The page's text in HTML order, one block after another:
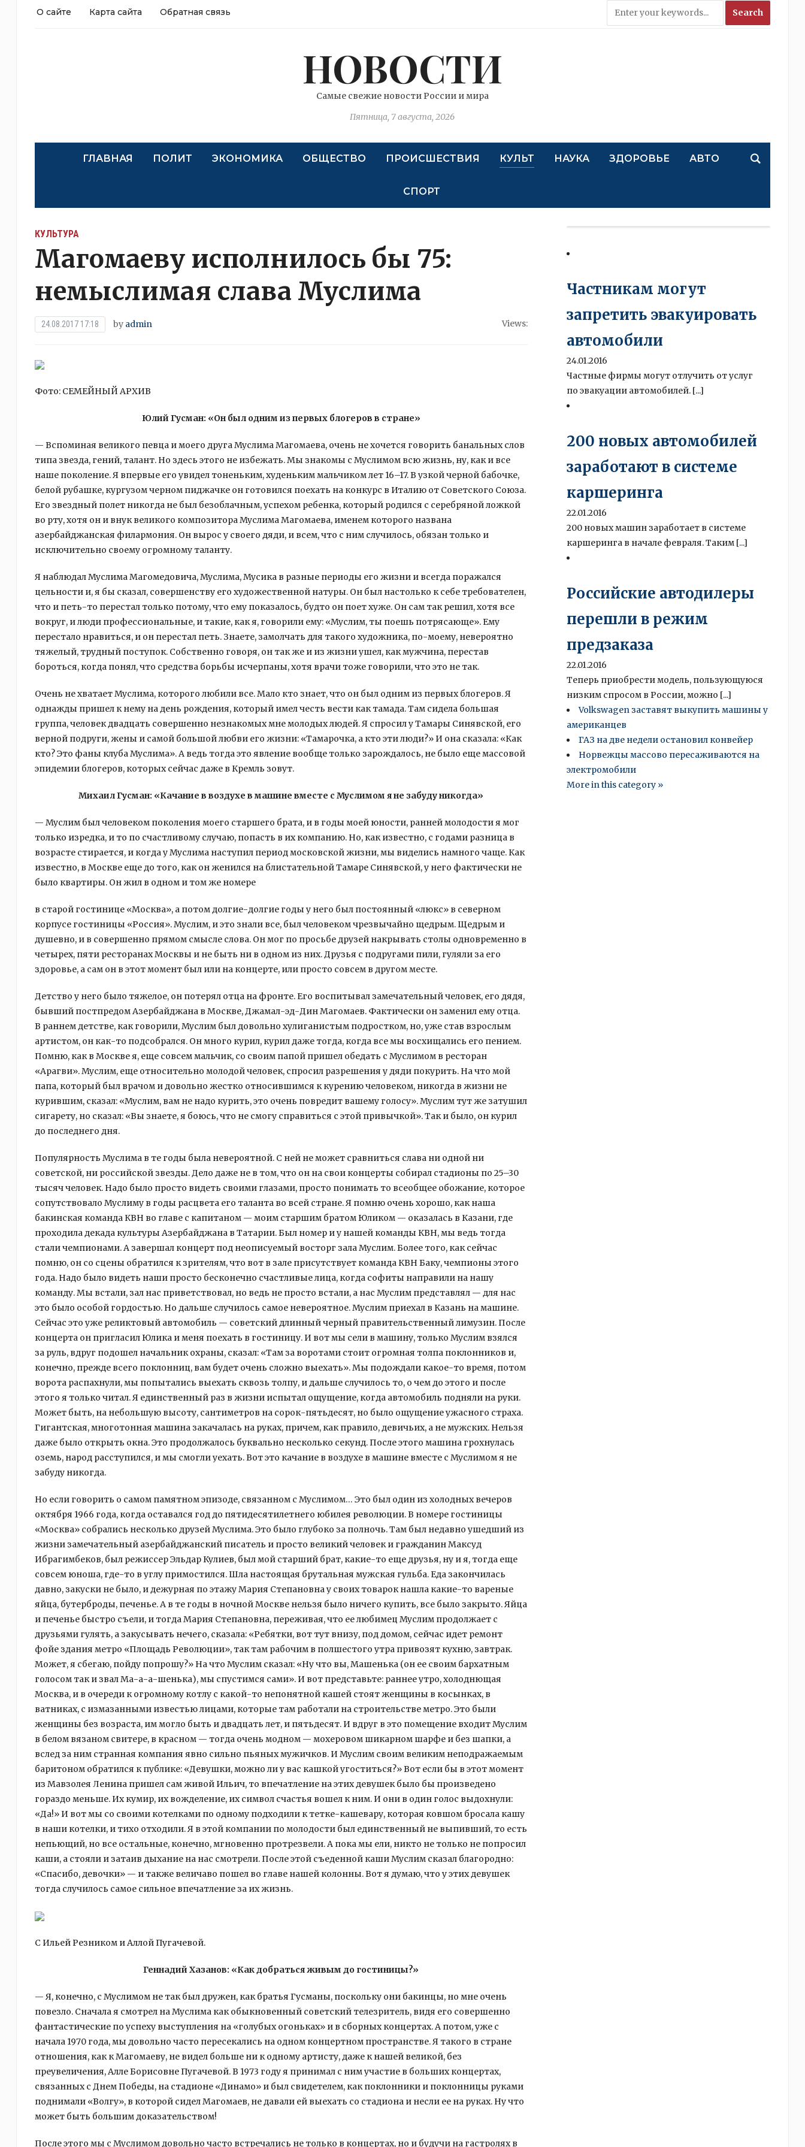
О сайте Карта сайта Обратная связь
НОВОСТИ
Самые свежие новости России и мира
Пятница, 7 августа, 2026
ГЛАВНАЯ ПОЛИТ ЭКОНОМИКА ОБЩЕСТВО ПРОИСШЕСТВИЯ КУЛЬТ НАУКА ЗДОРОВЬЕ АВТО
СПОРТ
КУЛЬТУРА
Магомаеву исполнилось бы 75:
немыслимая слава Муслима
24.08.2017 17:18 by admin Views:
Фото: СЕМЕЙНЫЙ АРХИВ
Юлий Гусман: «Он был одним из первых блогеров в стране»
— Вспоминая великого певца и моего друга Муслима Магомаева, очень не хочется говорить банальных слов
типа звезда, гений, талант. Но здесь этого не избежать. Мы знакомы с Муслимом всюжизнь, ну, как и все
наше поколение. Я впервые его увидел тоненьким, худеньким мальчиком лет 16–17. В узкой черной бабочке,
белой рубашке, кургузом черном пиджачке он готовился поехать на конкурс в Италию от Советского Союза.
Его звездный полет никогда не был безоблачным, успехом ребенка, который родился с серебряной ложкой
во рту, хотя он и внук великого композитора Муслима Магомаева, именем которого названа
азербайджанская филармония. Он вырос у своего дяди, и всем, что с ним случилось, обязан только и
исключительно своему огромному таланту.
Я наблюдал Муслима Магомедовича, Муслима, Мусика в разные периоды его жизни и всегда поражался
цельности и, я бы сказал, совершенству его художественной натуры. Он был настолько к себе требователен,
что и петь-то перестал только потому, что ему показалось, будто он поет хуже. Он сам так решил, хотя все
вокруг, и люди профессиональные, и такие, как я, говорили ему: «Муслим, ты поешь потрясающе». Ему
перестало нравиться, и он перестал петь. Знаете, замолчать для такого художника, по-моему, невероятно
тяжелый, трудный поступок. Собственно говоря, он так же и из жизни ушел, как мужчина, перестав
бороться, когда понял, что средства борьбы исчерпаны, хотя врачи тоже говорили, что это не так.
Очень не хватает Муслима, которого любили все. Мало кто знает, что он был одним из первых блогеров. Я
однажды пришел к нему на день рождения, который имел честь вести как тамада. Там сидела большая
группа, человек двадцать совершенно незнакомых мне молодых людей. Я спросил у Тамары Синявской, его
верной подруги, жены и самой большой любви его жизни: «Тамарочка, а кто эти люди?» И она сказала: «Как
кто? Это фаны клуба Муслима». А ведь тогда это явление вообще только зарождалось, не было еще массовой
эпидемии блогеров, которых сейчас даже в Кремль зовут.
Михаил Гусман: «Качание в воздухе в машине вместе с Муслимом я не забуду никогда»
— Муслим был человеком поколения моего старшего брата, и в годы моей юности, ранней молодости я мог
только изредка, и то по счастливому случаю, попасть в их компанию. Но, как известно, с годами разница в
возрасте стирается, и когда у Муслима наступил период московской жизни, мы виделись намного чаще. Как
известно, в Москве еще до того, как он женился на блистательной Тамаре Синявской, у него фактически не
было квартиры. Он жил в одном и том же номере
в старой гостинице «Москва», а потом долгие-долгие годы у него был постоянный «люкс» в северном
корпусе гостиницы «Россия». Муслим, и это знали все, был человеком чрезвычайно щедрым. Щедрым и
душевно, и в совершенно прямом смысле слова. Он мог по просьбе друзей накрывать столы одновременно в
четырех, пяти ресторанах Москвы и не быть ни в одном из них. Друзья с подругами пили, гуляли за его
здоровье, а сам он в этот момент был или на концерте, или просто совсем в другом месте.
Детство у него было тяжелое, он потерял отца на фронте. Его воспитывал замечательный человек, его дядя,
бывший постпредом Азербайджана в Москве, Джамал-эд-Дин Магомаев. Фактически он заменил ему отца.
В раннем детстве, как говорили, Муслим был довольно хулиганистым подростком, но, уже став взрослым
артистом, он как-то подсобрался. Он много курил, курил даже тогда, когда все мы восхищались его пением.
Помню, как в Москве я, еще совсем мальчик, со своим папой пришел обедать с Муслимом в ресторан
«Арагви». Муслим, еще относительно молодой человек, спросил разрешения у дяди покурить. На что мой
папа, который был врачом и довольно жестко относившимся к курению человеком, никогда в жизни не
курившим, сказал: «Муслим, вам не надо курить, это очень повредит вашему голосу». Муслим тут же затушил
сигарету, но сказал: «Вы знаете, я боюсь, что не смогу справиться с этой привычкой». Так и было, он курил
до последнего дня.
Популярность Муслима в те годы была невероятной. С ней не может сравниться слава ни одной ни
советской, ни российской звезды. Дело даже не в том, что он на свои концерты собирал стадионы по 25–30
тысяч человек. Надо было просто видеть своими глазами, просто понимать то всеобщее обожание, которое
сопутствовало Муслиму в годы расцвета его таланта во всей стране. Я помню очень хорошо, как наша
бакинская команда КВН во главе с капитаном — моим старшим братом Юликом — оказалась в Казани, где
проходила декада культуры Азербайджана в Татарии. Был номер и у нашей команды КВН, мы ведь тогда
стали чемпионами. А завершал концерт под неописуемый восторг зала Муслим. Более того, как сейчас
помню, он со сцены обратился к зрителям, что вот в зале присутствует команда КВН Баку, чемпионы этого
года. Надо было видеть наши просто бесконечно счастливые лица, когда софиты направили на нашу
команду. Мы встали, зал нас приветствовал, но ведь не просто встали, а нас Муслим представлял — для нас
это было особой гордостью. Но дальше случилось самое невероятное. Муслим приехал в Казань на машине.
Сейчас это уже реликтовый автомобиль — советский длинный черный правительственный лимузин. После
концерта он пригласил Юлика и меня поехать в гостиницу. И вот мы сели в машину, только Муслим взялся
за руль, вдруг подошел начальник охраны, сказал: «Там за воротами стоит огромная толпа поклонников и,
конечно, прежде всего поклонниц, вам будет очень сложно выехать». Мы подождали какое-то время, потом
ворота распахнули, мы попытались выехать сквозь толпу, и дальше случилось то, о чем до этого и после
этого я только читал. Я единственный раз в жизни испытал ощущение, когда автомобиль подняли на руки.
Может быть, на небольшую высоту, сантиметров на сорок-пятьдесят, но было ощущение ужасного страха.
Гигантская, многотонная машина закачалась на руках, причем, как правило, девичьих, а не мужских. Нельзя
даже было открыть окна. Это продолжалось буквально несколько секунд. После этого машина грохнулась
оземь, народ расступился, и мы смогли уехать. Вот это качание в воздухе в машине вместе с Муслимом я не
забуду никогда.
Но если говорить о самом памятном эпизоде, связанном с Муслимом… Это был один из холодных вечеров
октября 1966 года, когда оставался год до пятидесятилетнего юбилея революции. В номере гостиницы
«Москва» собрались несколько друзей Муслима. Это было глубоко за полночь. Там был недавно ушедший из
жизни замечательный азербайджанский писатель и просто великий человек и гражданин Максуд
Ибрагимбеков, был режиссер Эльдар Кулиев, был мой старший брат, какие-то еще друзья, ну и я, тогда еще
совсем юноша, где-то в углу примостился. Шла настоящая брутальная мужская гульба. Еда закончилась
давно, закуски не было, и дежурная по этажу Мария Степановна у своих товарок нашла какие-то вареные
яйца, бутерброды, печенье. А в те годы в ночной Москве нельзя было ничего купить, все было закрыто. Яйца
и печенье быстро съели, и тогда Мария Степановна, переживая, что ее любимец Муслим продолжает с
друзьями гулять, а закусывать нечего, сказала: «Ребятки, вот тут внизу, под домом, сейчас идет ремонт
фойе здания метро «Площадь Революции», так там рабочим в полшестого утра привозят кухню, завтрак.
Может, я сбегаю, пойду попрошу?» На что Муслим сказал: «Ну что вы, Машенька (он ее своим бархатным
голосом так и звал Ма-а-а-шенька), мы спустимся сами». И вот представьте: раннее утро, холоднющая
Москва, и в очереди к огромному котлу с какой-то непонятной кашей стоят женщины в косынках, в
ватниках, с измазанными известью лицами, которые там работали на строительстве метро. Это были
женщины без возраста, им могло быть и двадцать лет, и пятьдесят. И вдруг в это помещение входит Муслим
в белом вязаном свитере, в красном — тогда очень модном — мохеровом шикарном шарфе и без шапки, а
вслед за ним странная компания явно сильно пьяных мужичков. И Муслим своим великим неподражаемым
баритоном обратился к публике: «Девушки, можно ли у вас кашкой угоститься?» Вот если бы в этот момент
из Мавзолея Ленина пришел сам живой Ильич, то впечатление на этих девушек было бы произведено
гораздо меньше. Их кумир, их вожделение, их символ счастья вошел к ним. И они в один голос выдохнули:
«Да!» И вот мы со своими котелками по одному подходили к тетке-кашевару, которая ковшом бросала кашу
в наши котелки, и тихо отходили. Я в этой компании по молодости был единственный не выпивший, то есть
непьющий, но все остальные, конечно, мгновенно протрезвели. А пока мы ели, никто не только не попросил
каши, а стояли и затаив дыхание на нас смотрели. После этой съеденной каши Муслим сказал благородно:
«Спасибо, девочки» — и также величаво пошел во главе нашей колонны. Вот я думаю, что у этих девушек
тогда случилось самое сильное впечатление за их жизнь.
С Ильей Резником и Аллой Пугачевой.
Геннадий Хазанов: «Как добраться живым до гостиницы?»
— Я, конечно, с Муслимом не так был дружен, как братья Гусманы, поскольку они бакинцы, но мне очень
повезло. Сначала я смотрел на Муслима как обыкновенный советский телезритель, видя его совершенно
фантастические по успеху выступления на «голубых огоньках» и в сборных концертах. А потом, уже с
начала 1970 года, мы довольно часто пересекались на одном концертном пространстве. Я такого в стране
отношения, как к Магомаеву, не видел больше ни к одному артисту, даже к нашей великой, без
преувеличения, Алле Борисовне Пугачевой. В 1973 году я принимал с ним участие в больших концертах,
связанных с Днем Победы, на стадионе «Динамо» и был свидетелем, как поклонники и поклонницы руками
поднимали «Волгу», в которой сидел Магомаев, не давали ей выехать со стадиона и несли ее на руках. Ну что
может быть большим доказательством!
После этого мы с Муслимом довольно часто встречались не только в концертах, но и будучи на гастролях в
Частникам могут
запретить эвакуировать
автомобили
24.01.2016
Частные фирмы могут отлучить от услуг
по эвакуации автомобилей. [...]
200 новых автомобилей
заработают в системе
каршеринга
22.01.2016
200 новых машин заработает в системе
каршеринга в начале февраля. Таким [...]
Российские автодилеры
перешли в режим
предзаказа
22.01.2016
Теперь приобрести модель, пользующуюся
низким спросом в России, можно [...]
Volkswagen заставят выкупить машины у
американцев
ГАЗ на две недели остановил конвейер
Норвежцы массово пересаживаются на
электромобили
More in this category »